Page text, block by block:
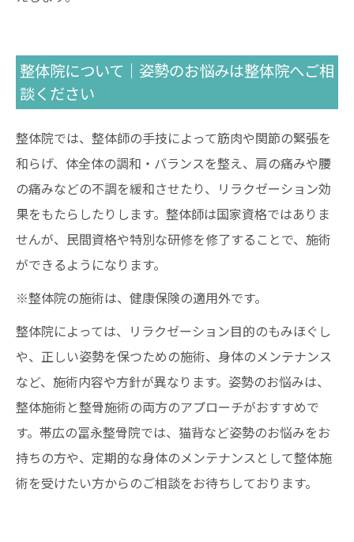
整体院について｜姿勢のお悩みは整体院へご相
談ください
整体院では、整体師の手技によって筋肉や関節の緊張を
和らげ、体全体の調和・バランスを整え、肩の痛みや腰
の痛みなどの不調を緩和させたり、リラクゼーション効
果をもたらしたりします。整体師は国家資格ではありま
せんが、民間資格や特別な研修を修了することで、施術
ができるようになります。
※整体院の施術は、健康保険の適用外です。
整体院によっては、リラクゼーション目的のもみほぐし
や、正しい姿勢を保つための施術、身体のメンテナンス
など、施術内容や方針が異なります。姿勢のお悩みは、
整体施術と整骨施術の両方のアプローチがおすすめで
す。帯広の冨永整骨院では、猫背など姿勢のお悩みをお
持ちの方や、定期的な身体のメンテナンスとして整体施
術を受けたい方からのご相談をお待ちしております。